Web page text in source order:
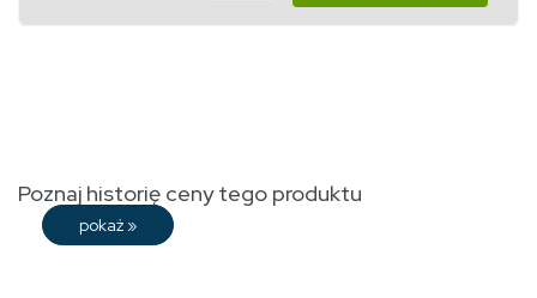
Poznaj historię ceny tego produktu
pokaż »